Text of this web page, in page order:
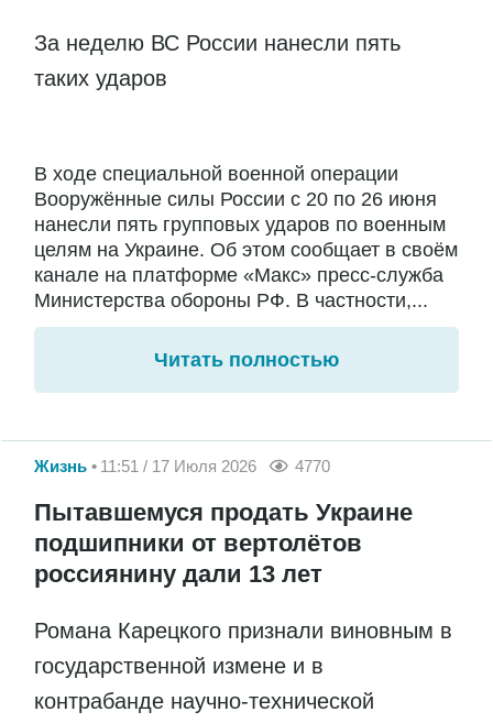
За неделю ВС России нанесли пять
таких ударов
В ходе специальной военной операции
Вооружённые силы России с 20 по 26 июня
нанесли пять групповых ударов по военным
целям на Украине. Об этом сообщает в своём
канале на платформе «Макс» пресс-служба
Министерства обороны РФ. В частности,...
Читать полностью
Жизнь 11:51 / 17 Июля 2026 4770
Пытавшемуся продать Украине
подшипники от вертолётов
россиянину дали 13 лет
Романа Карецкого признали виновным в
государственной измене и в
контрабанде научно-технической